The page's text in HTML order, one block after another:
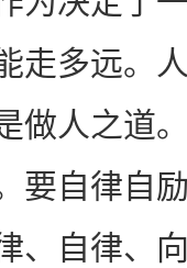
走多远。
做人之道
要自律自
、自律、